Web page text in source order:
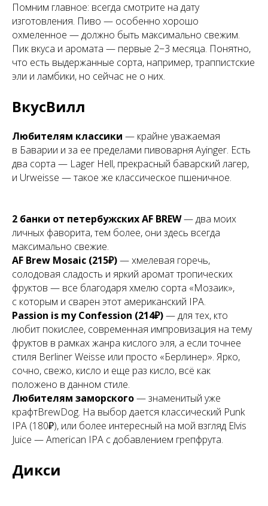
Помним главное: всегда смотрите на дату
изготовления. Пиво — особенно хорошо
охмеленное — должно быть максимально свежим.
Пик вкуса и аромата — первые 2−3 месяца. Понятно,
что есть выдержанные сорта, например, траппистские
эли и ламбики, но сейчас не о них.
ВкусВилл
Любителям классики — крайне уважаемая
в Баварии и за ее пределами пивоварня Ayinger. Есть
два сорта — Lager Hell, прекрасный баварский лагер,
и Urweisse — такое же классическое пшеничное.
2 банки от петербужских AF BREW— два моих
личных фаворита, тем более, они здесь всегда
максимально свежие.
AF Brew Mosaic (215₽)— хмелевая горечь,
солодовая сладость и яркий аромат тропических
фруктов — все благодаря хмелю сорта «Мозаик»,
с которым и сварен этот американский IPA.
Passion is my Confession (214₽)— для тех, кто
любит покислее, современная импровизация на тему
фруктов в рамках жанра кислого эля, а если точнее
стиля Berliner Weisse или просто «Берлинер». Ярко,
сочно, свежо, кисло и еще раз кисло, всё как
положено в данном стиле.
Любителям заморского— знаменитый уже
крафтBrewDog. На выбор дается классический Punk
IPA (180₽), или более интересный на мой взгляд Elvis
Juice — American IPA с добавлением грепфрута.
Дикси